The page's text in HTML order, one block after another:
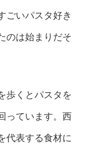
ごいパスタ好き
のは始まりだそ
歩くとパスタを
っています。西
代表する食材に